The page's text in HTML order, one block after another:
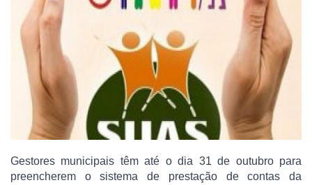
Gestores municipais têm até o dia 31 de outubro para
preencherem o sistema de prestação de contas da